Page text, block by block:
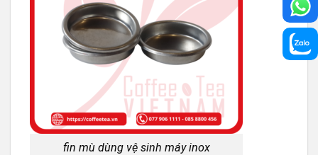
fin mù dùng vệ sinh máy inox